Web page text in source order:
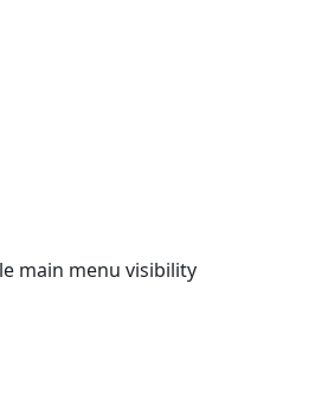
main menu visibility